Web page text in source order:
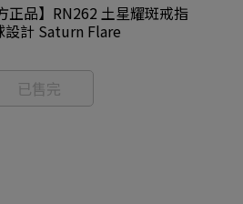
正品】RN262 土星耀斑戒指
設計 Saturn Flare
已售完